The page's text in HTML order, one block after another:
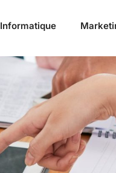
Informatique